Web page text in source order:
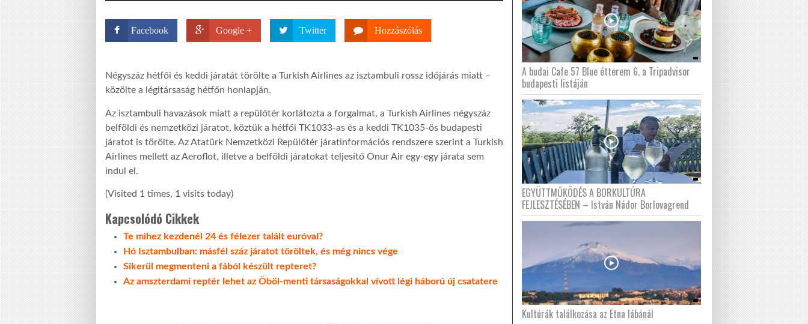
Facebook Google + Twitter Hozzászólás
Négyszáz hétfői és keddi járatát törölte a Turkish Airlines az isztambuli rossz időjárás miatt –
közölte a légitársaság hétfőn honlapján.
Az isztambuli havazások miatt a repülőtér korlátozta a forgalmat, a Turkish Airlines négyszáz
belföldi és nemzetközi járatot, köztük a hétfői TK1033-as és a keddi TK1035-ös budapesti
járatot is törölte. Az Atatürk Nemzetközi Repülőtér járatinformációs rendszere szerint a Turkish
Airlines mellett az Aeroflot, illetve a belföldi járatokat teljesítő Onur Air egy-egy járata sem
indul el.
(Visited 1 times, 1 visits today)
Kapcsolódó Cikkek
Te mihez kezdenél 24 és félezer talált euróval?
Hó Isztambulban: másfél száz járatot töröltek, és még nincs vége
Sikerül megmenteni a fából készült repteret?
Az amszterdami reptér lehet az Öböl-menti társaságokkal vívott légi háború új csatatere
A budai Cafe 57 Blue étterem 6. a Tripadvisor
budapesti listáján
EGYÜTTMŰKÖDÉS A BORKULTÚRA
FEJLESZTÉSÉBEN – István Nádor Borlovagrend
Kultúrák találkozása az Etna lábánál